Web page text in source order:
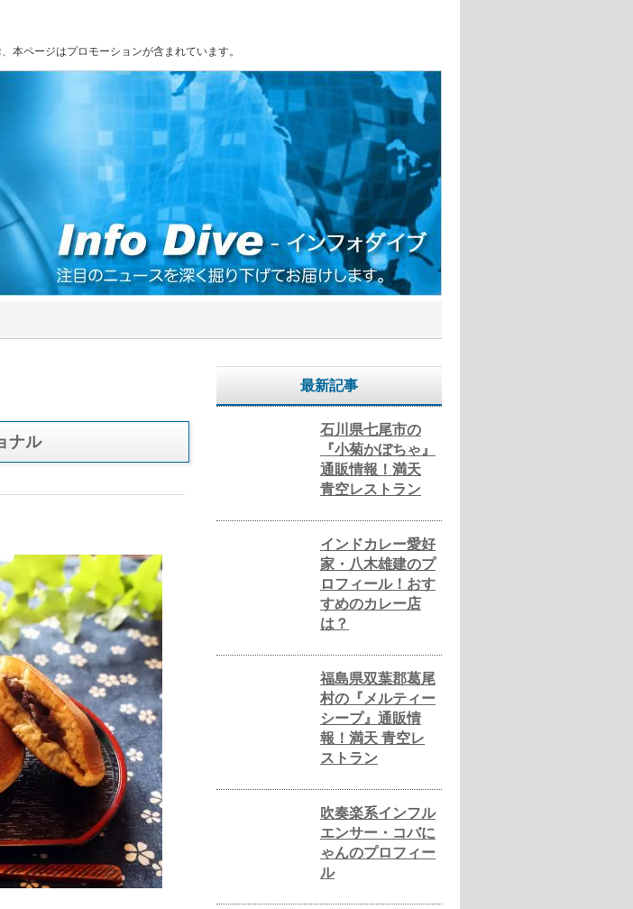
本ページはプロモーションが含まれています。
ナル
最新記事
石川県七尾市の
『小菊かぼちゃ』
通販情報！満天
青空レストラン
インドカレー愛好
家・八木雄建のプ
ロフィール！おす
すめのカレー店
は？
福島県双葉郡葛尾
村の『メルティー
シープ』通販情
報！満天 青空レ
ストラン
吹奏楽系インフル
エンサー・コバに
ゃんのプロフィー
ル